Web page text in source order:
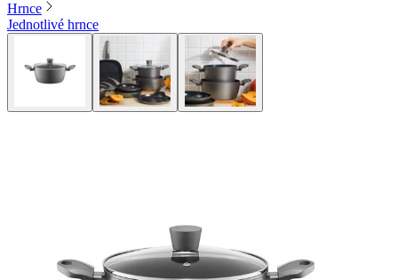
Hrnce
Jednotlivé hrnce